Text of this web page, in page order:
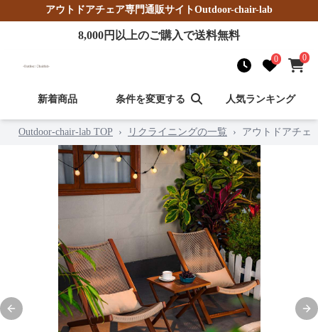
アウトドアチェア専門通販サイトOutdoor-chair-lab
8,000円以上のご購入で送料無料
0 0
新着商品 条件を変更する 人気ランキング
Outdoor-chair-lab TOP › リクライニングの一覧 › アウトドアチェ
Previous slide